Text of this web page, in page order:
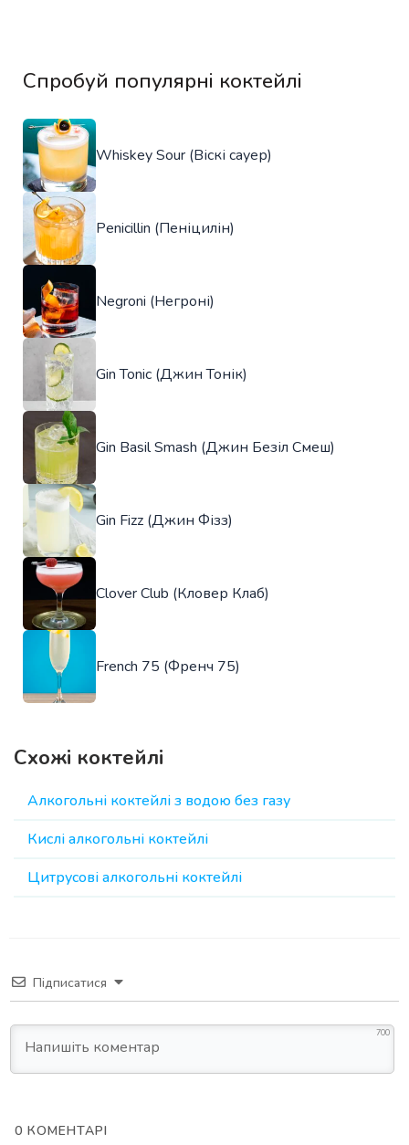
Спробуй популярні коктейлі
Whiskey Sour (Віскі сауер)
Penicillin (Пеніцилін)
Negroni (Негроні)
Gin Tonic (Джин Тонік)
Gin Basil Smash (Джин Безіл Смеш)
Gin Fizz (Джин Фізз)
Clover Club (Кловер Клаб)
French 75 (Френч 75)
Схожі коктейлі
Алкогольні коктейлі з водою без газу
Кислі алкогольні коктейлі
Цитрусові алкогольні коктейлі
Підписатися
700
0 КОМЕНТАРІ